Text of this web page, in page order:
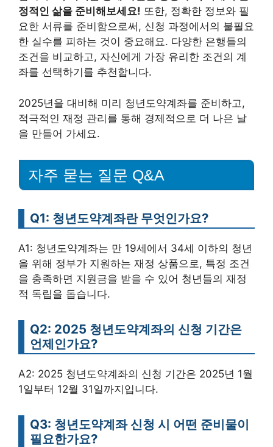
정적인 삶을 준비해보세요! 또한, 정확한 정보와 필
요한 서류를 준비함으로써, 신청 과정에서의 불필요
한 실수를 피하는 것이 중요해요. 다양한 은행들의
조건을 비교하고, 자신에게 가장 유리한 조건의 계
좌를 선택하기를 추천합니다.
2025년을 대비해 미리 청년도약계좌를 준비하고,
적극적인 재정 관리를 통해 경제적으로 더 나은 날
을 만들어 가세요.
자주 묻는 질문 Q&A
Q1: 청년도약계좌란 무엇인가요?
A1: 청년도약계좌는 만 19세에서 34세 이하의 청년
을 위해 정부가 지원하는 재정 상품으로, 특정 조건
을 충족하면 지원금을 받을 수 있어 청년들의 재정
적 독립을 돕습니다.
Q2: 2025 청년도약계좌의 신청 기간은
언제인가요?
A2: 2025 청년도약계좌의 신청 기간은 2025년 1월
1일부터 12월 31일까지입니다.
Q3: 청년도약계좌 신청 시 어떤 준비물이
필요한가요?